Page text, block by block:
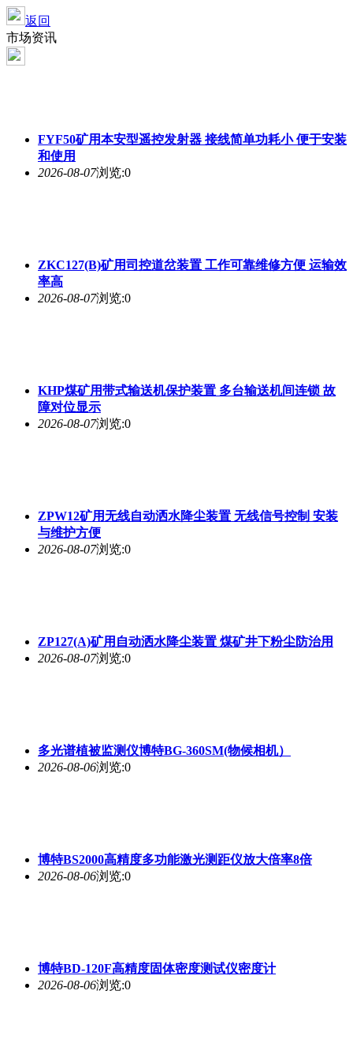
返回
市场资讯
FYF50矿用本安型遥控发射器 接线简单功耗小 便于安装
和使用
2026-08-07浏览:0
ZKC127(B)矿用司控道岔装置 工作可靠维修方便 运输效
率高
2026-08-07浏览:0
KHP煤矿用带式输送机保护装置 多台输送机间连锁 故
障对位显示
2026-08-07浏览:0
ZPW12矿用无线自动洒水降尘装置 无线信号控制 安装
与维护方便
2026-08-07浏览:0
ZP127(A)矿用自动洒水降尘装置 煤矿井下粉尘防治用
2026-08-07浏览:0
多光谱植被监测仪博特BG-360SM(物候相机）
2026-08-06浏览:0
博特BS2000高精度多功能激光测距仪放大倍率8倍
2026-08-06浏览:0
博特BD-120F高精度固体密度测试仪密度计
2026-08-06浏览:0